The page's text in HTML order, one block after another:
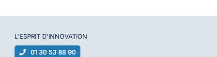
L'ESPRIT D'INNOVATION
01 30 53 88 90